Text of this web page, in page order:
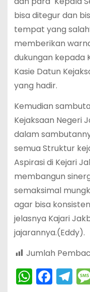
bisa ditegur dan
tempat yang
memberikan
dukungan kepada
Kasie Datun
yang hadir.
Kemudian
Kejaksaan Negeri
dalam
semua Struktur
Aspirasi di Kejari
membangun
semaksimal
agar bisa
jelasnya Kajari
jajarannya.(Eddy).
Jumlah
W F T